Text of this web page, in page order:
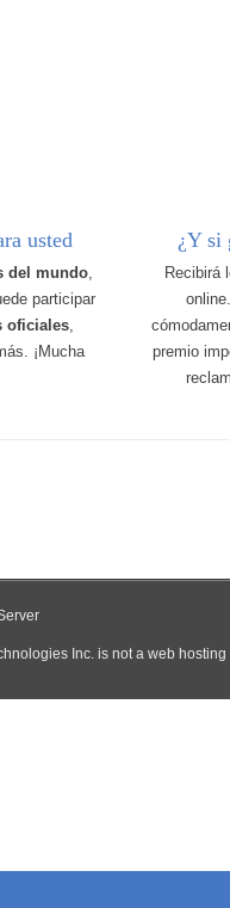
usted
del mundo,
participar
oficiales,
¡Mucha
¿Y si
Recibirá
premio